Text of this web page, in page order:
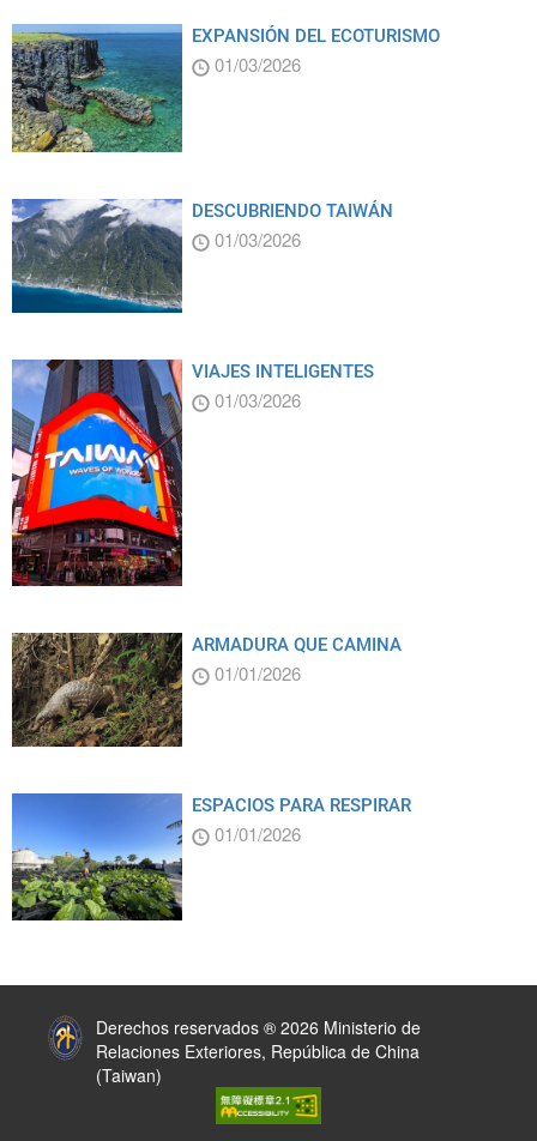
EXPANSIÓN DEL ECOTURISMO
01/03/2026
DESCUBRIENDO TAIWÁN
01/03/2026
VIAJES INTELIGENTES
01/03/2026
ARMADURA QUE CAMINA
01/01/2026
ESPACIOS PARA RESPIRAR
01/01/2026
Derechos reservados ® 2026 Ministerio de
Relaciones Exteriores, República de China
(Taiwan)